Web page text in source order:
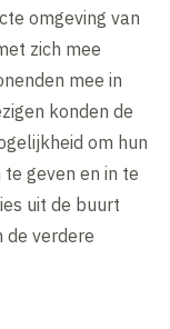
omgeving van
zich mee
mee in
konden de
om hun
geven en in te
uit de buurt
de verdere